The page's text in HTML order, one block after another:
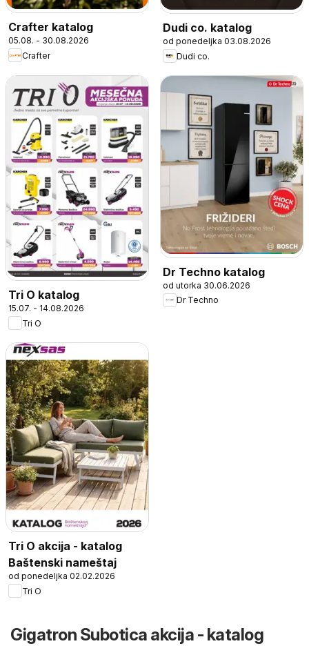
Crafter katalog
05.08. - 30.08.2026
Crafter
Dudi co. katalog
od ponedeljka 03.08.2026
Dudi co.
Tri O katalog
15.07. - 14.08.2026
Tri O
Dr Techno katalog
od utorka 30.06.2026
Dr Techno
Tri O akcija - katalog
Baštenski nameštaj
od ponedeljka 02.02.2026
Tri O
Gigatron Subotica akcija - katalog